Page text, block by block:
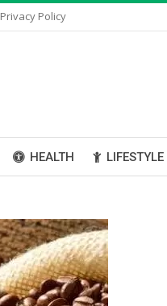
Privacy Policy
HEALTH LIFESTYLE